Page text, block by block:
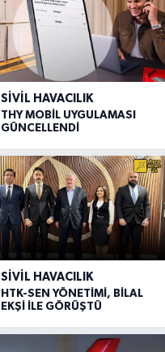
SIVIL HAVACILIK
THY MOBİL UYGULAMASI
GÜNCELLENDİ
SIVIL HAVACILIK
HTK-SEN YÖNETİMİ, BİLAL
EKŞİ İLE GÖRÜŞTÜ